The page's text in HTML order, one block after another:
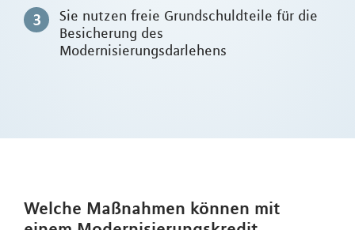
Sie nutzen freie Grundschuldteile für die
Besicherung des
Modernisierungsdarlehens
Welche Maßnahmen können mit